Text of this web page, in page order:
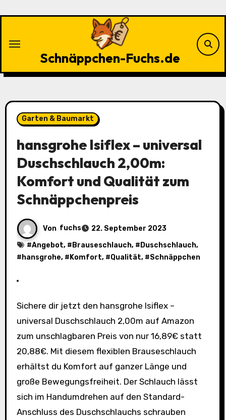
Schnäppchen-Fuchs.de
Garten & Baumarkt
hansgrohe Isiflex – universal
Duschschlauch 2,00m:
Komfort und Qualität zum
Schnäppchenpreis
Von fuchs
22. September 2023
#Angebot, # Brauseschlauch, # Duschschlauch,
# hansgrohe, # Komfort, #Qualität, #Schnäppchen
Sichere dir jetzt den hansgrohe Isiflex –
universal Duschschlauch 2,00m auf Amazon
zum unschlagbaren Preis von nur 16,89€ statt
20,88€. Mit diesem flexiblen Brauseschlauch
erhältst du Komfort auf ganzer Länge und
große Bewegungsfreiheit. Der Schlauch lässt
sich im Handumdrehen auf den Standard-
Anschluss des Duschschlauchs schrauben